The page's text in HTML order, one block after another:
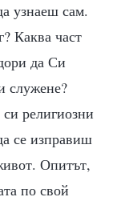
узнаеш сам.
Каква част
да Си
служене?
религиозни
се изправиш
Опитът,
по свой